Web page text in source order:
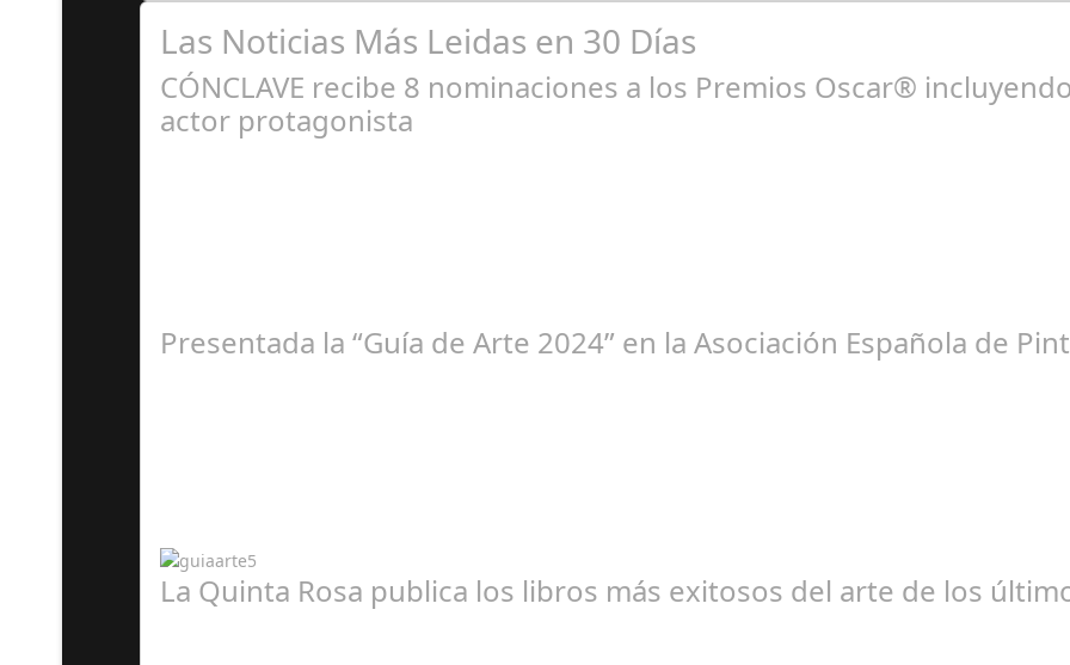
Las Noticias Más Leidas en 30 Días
CÓNCLAVE recibe 8 nominaciones a los Premios Oscar®
actor protagonista
Presentada la “Guía de Arte 2024” en la Asociación Española de
La Quinta Rosa publica los libros más exitosos del arte de los